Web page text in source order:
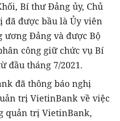
Bí thư Đảng ủy, Chủ
được bầu là Ủy viên
ương Đảng và được Bộ
công giữ chức vụ Bí
đầu tháng 7/2021.
đã thông báo nghị
trị VietinBank về việc
quản trị VietinBank,